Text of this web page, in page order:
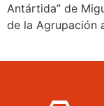
Antártida” de
de la